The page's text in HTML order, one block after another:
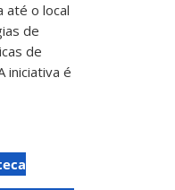
até o local
de
de
iniciativa é